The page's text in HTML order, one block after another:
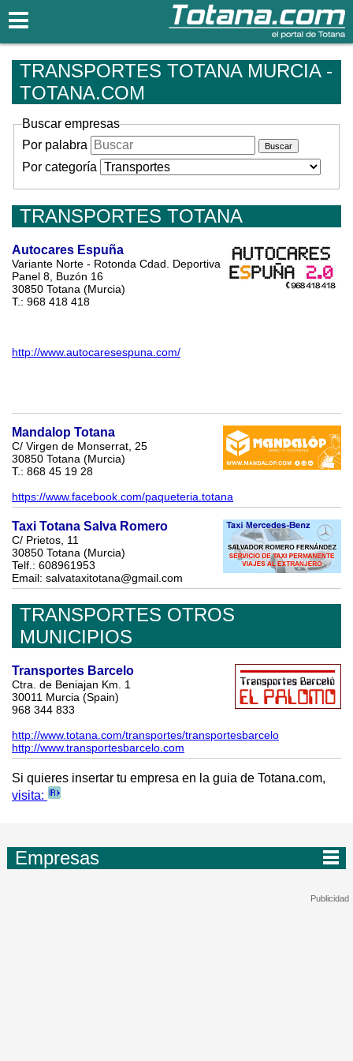
TRANSPORTES TOTANA MURCIA -
TOTANA.COM
Buscar empresas
Por palabra
Por categoría
TRANSPORTES TOTANA
Autocares Espuña
Variante Norte - Rotonda Cdad. Deportiva
Panel 8, Buzón 16
30850 Totana (Murcia)
T.: 968 418 418
http://www.autocaresespuna.com/
Mandalop Totana
C/ Virgen de Monserrat, 25
30850 Totana (Murcia)
T.: 868 45 19 28
https://www.facebook.com/paqueteria.totana
Taxi Totana Salva Romero
C/ Prietos, 11
30850 Totana (Murcia)
Telf.: 608961953
Email: salvataxitotana@gmail.com
TRANSPORTES OTROS
MUNICIPIOS
Transportes Barcelo
Ctra. de Beniajan Km. 1
30011 Murcia (Spain)
968 344 833
http://www.totana.com/transportes/transportesbarcelo
http://www.transportesbarcelo.com
Si quieres insertar tu empresa en la guia de Totana.com,
visita:
Empresas